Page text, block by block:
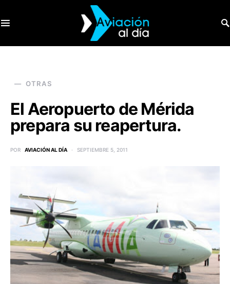
OTRAS
El Aeropuerto de Mérida
prepara su reapertura.
POR AVIACIÓN AL DÍA SEPTIEMBRE 5, 2011